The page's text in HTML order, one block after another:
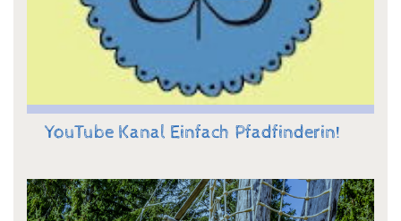
YouTube Kanal Einfach Pfadfinderin!